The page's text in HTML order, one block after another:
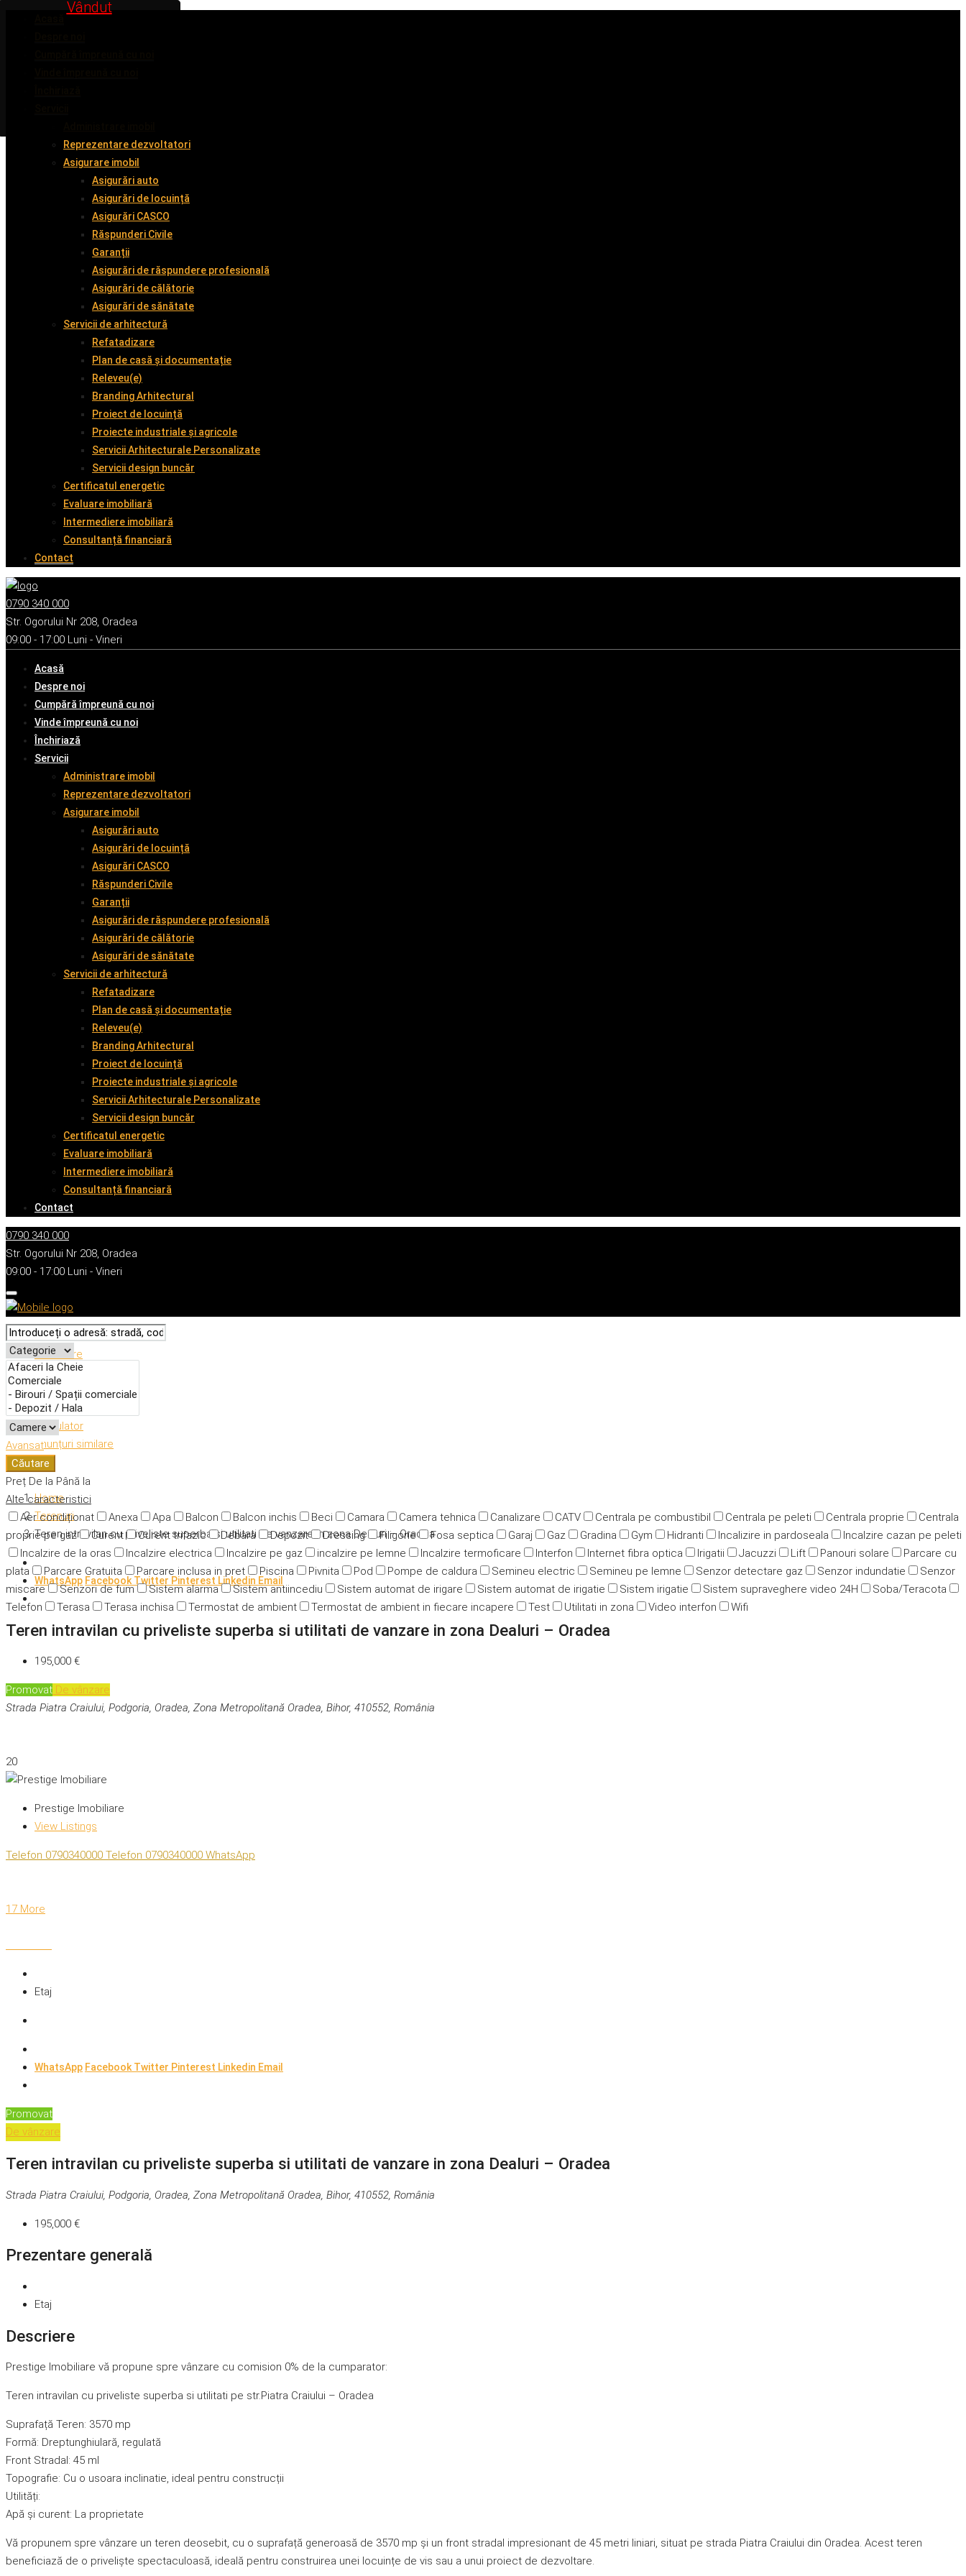
Reprezentare dezvoltatori
Asigurare imobil
Asigurări auto
Asigurări de locuință
Asigurări CASCO
Răspunderi Civile
Garanții
Asigurări de răspundere profesională
Asigurări de călătorie
Asigurări de sănătate
Servicii de arhitectură
Refatadizare
Plan de casă și documentație
Releveu(e)
Branding Arhitectural
Proiect de locuință
Proiecte industriale și agricole
Servicii Arhitecturale Personalizate
Servicii design buncăr
Certificatul energetic
Evaluare imobiliară
Intermediere imobiliară
Consultanță financiară
Contact
0790 340 000
Str. Ogorului Nr 208, Oradea
09:00 - 17:00 Luni - Vineri
Acasă
Despre noi
Cumpără împreună cu noi
Vinde împreună cu noi
Închiriază
Servicii
Administrare imobil
Reprezentare dezvoltatori
Asigurare imobil
Asigurări auto
Asigurări de locuință
Asigurări CASCO
Răspunderi Civile
Garanții
Asigurări de răspundere profesională
Asigurări de călătorie
Asigurări de sănătate
Servicii de arhitectură
Refatadizare
Plan de casă și documentație
Releveu(e)
Branding Arhitectural
Proiect de locuință
Proiecte industriale și agricole
Servicii Arhitecturale Personalizate
Servicii design buncăr
Certificatul energetic
Evaluare imobiliară
Intermediere imobiliară
Consultanță financiară
Contact
0790 340 000
Str. Ogorului Nr 208, Oradea
09:00 - 17:00 Luni - Vineri
Avansat
Căutare
Preț De la Până la
Alte caracteristici
Aer condiționat
Anexa Apa Balcon Balcon inchis Beci Camara Camera tehnica Canalizare CATV Centrala pe combustibil Centrala pe peleti Centrala proprie
Centrala
proprie pe gaz
Curent Curent trifazic Debara Depozit Dressing Filigorie Fosa septica Garaj Gaz Gradina Gym Hidranti Incalizire in pardoseala
Incalzire cazan pe peleti
Incalzire de la oras
Incalzire electrica Incalzire pe gaz incalzire pe lemne Incalzire termoficare Interfon Internet fibra optica Irigatii Jacuzzi Lift Panouri solare
Parcare cu
plata
Parcare Gratuita Parcare inclusa in pret Piscina Pivnita Pod Pompe de caldura Semineu electric Semineu pe lemne Senzor detectare gaz Senzor indundatie
Senzor
miscare
Senzori de fum Sistem alarma Sistem antiincediu Sistem automat de irigare Sistem automat de irigatie Sistem irigatie Sistem supraveghere video 24H
Soba/Teracota
Telefon
Terasa Terasa inchisa Termostat de ambient Termostat de ambient in fiecare incapere Test Utilitati in zona Video interfon Wifi
Descriere
Caracteristici
Adresă
Detalii
Calculator
Anunțuri similare
Home
Terenuri
Teren intravilan cu priveliste superba si utilitati de vanzare in zona Dealuri – Oradea
WhatsApp Facebook Twitter Pinterest Linkedin Email
Teren intravilan cu priveliste superba si utilitati de vanzare in zona Dealuri – Oradea
195,000 €
Promovat De vânzare
Vândut
Strada Piatra Craiului, Podgoria, Oradea, Zona Metropolitană Oradea, Bihor, 410552, România
20
Prestige Imobiliare
View Listings
Telefon 0790340000 Telefon 0790340000 WhatsApp
17 More
Etaj
WhatsApp FacebookTwitter Pinterest Linkedin Email
Promovat
De vânzare
Vândut
Teren intravilan cu priveliste superba si utilitati de vanzare in zona Dealuri – Oradea
Strada Piatra Craiului, Podgoria, Oradea, Zona Metropolitană Oradea, Bihor, 410552, România
195,000 €
Prezentare generală
Etaj
Descriere
Prestige Imobiliare vă propune spre vânzare cu comision 0% de la cumparator:
Teren intravilan cu priveliste superba si utilitati pe str.Piatra Craiului – Oradea
Suprafață Teren: 3570 mp
Formă: Dreptunghiulară, regulată
Front Stradal: 45 ml
Topografie: Cu o usoara inclinatie, ideal pentru construcții
Utilități:
Apă și curent: La proprietate
Vă propunem spre vânzare un teren deosebit, cu o suprafață generoasă de 3570 mp și un front stradal impresionant de 45 metri liniari, situat pe strada Piatra Craiului din Oradea. Acest teren
beneficiază de o priveliște spectaculoasă, ideală pentru construirea unei locuințe de vis sau a unui proiect de dezvoltare.
Vândut
Vândut